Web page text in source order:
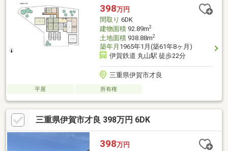
398万円
間取り 6DK
建物面積92.89m2
土地面積938.88m2
築年月 1965年1月(築61年8ヶ月)
伊賀鉄道 丸山駅 徒歩22分
三重県伊賀市才良
平屋 所有権
三重県伊賀市才良 398万円 6DK
398万円